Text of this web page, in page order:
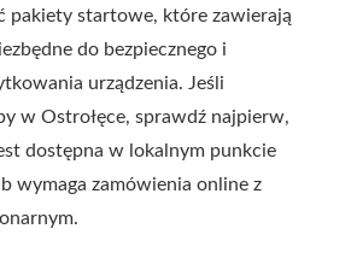
pakiety startowe, które zawierają
do bezpiecznego i
urządzenia. Jeśli
w Ostrołęce, sprawdź najpierw,
dostępna w lokalnym punkcie
wymaga zamówienia online z